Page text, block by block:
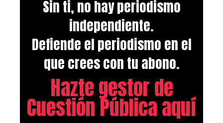
Sin ti, no hay periodismo
independiente.
Defiende el periodismo en el
que crees con tu abono.
Hazte gestor de
Cuestión Pública aquí